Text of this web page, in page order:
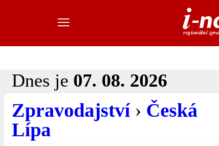
Dnes je 07. 08. 2026
Zpravodajství› Česká
Lípa